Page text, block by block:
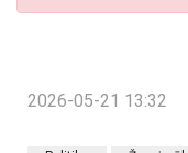
2026-05-21 13:32